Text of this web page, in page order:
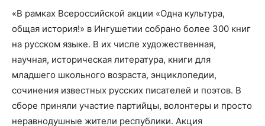
«В рамках Всероссийской акции «Одна культура,
общая история!» в Ингушетии собрано более 300 книг
на русском языке. В их числе художественная,
научная, историческая литература, книги для
младшего школьного возраста, энциклопедии,
сочинения известных русских писателей и поэтов. В
сборе приняли участие партийцы, волонтеры и просто
неравнодушные жители республики. Акция